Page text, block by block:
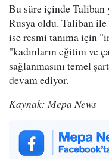
Bu süre içinde Taliban
Rusya oldu. Taliban
ise resmi tanıma için
"kadınların eğitim ve
sağlanmasını temel
devam ediyor.
Kaynak: Mepa News